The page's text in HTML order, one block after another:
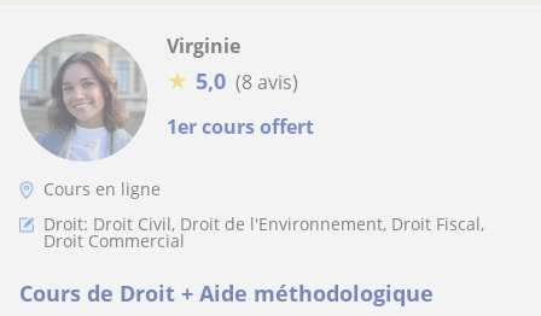
1er cours offert
Virginie
★ 5,0 (8 avis)
Cours en ligne
Droit: Droit Civil, Droit de l'Environnement, Droit Fiscal,
Droit Commercial
Cours de Droit + Aide méthodologique